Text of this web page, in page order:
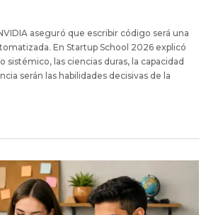
aseguró que escribir código será una
En Startup School 2026 explicó
sistémico, las ciencias duras, la capacidad
serán las habilidades decisivas de la